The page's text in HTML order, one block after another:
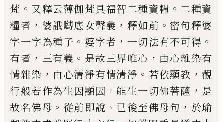
梵 。 又釋云薄伽梵具福智二種資糧 。 二種資
糧者 ， 婆誐嚩底女聲義 ， 釋如前 。 密句釋婆
字一字為種子 。 婆字者 ， 一切法有不可得 。
有者 ， 三有義 。 是故三界唯心 ， 由心雜染有
情雜染 ， 由心清淨有情清淨 。 若依顯教 ， 觀
行般若作為生因顯因 ， 能生一切佛菩薩 ， 是
故名佛母 。 從前即說 、 已後至佛母句 ， 於瑜